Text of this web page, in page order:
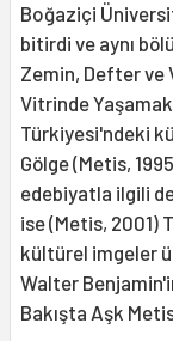
Boğaziçi
bitirdi ve aynı
Zemin, Defter ve
Vitrinde
Türkiyesi'ndeki
Gölge (Metis,
edebiyatla ilgili
ise (Metis, 2001)
kültürel imgeler
Walter
Bakışta Aşk